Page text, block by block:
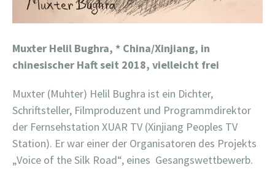
Muxter Helil Bughra, * China/Xinjiang, in
chinesischer Haft seit 2018, vielleicht frei
Muxter (Muhter) Helil Bughra ist ein Dichter,
Schriftsteller, Filmproduzent und Programmdirektor
der Fernsehstation XUAR TV (Xinjiang Peoples TV
Station). Er war einer der Organisatoren des Projekts
„Voice of the Silk Road“, eines Gesangswettbewerb.